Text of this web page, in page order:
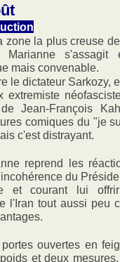
zone la plus creuse
Marianne
mais convenable.
le dictateur Sarkozy,
extremiste
Jean-François
comiques du "je
c'est distrayant.
reprend les
du
et courant lui
l'Iran tout aussi peu
ouvertes en
et deux